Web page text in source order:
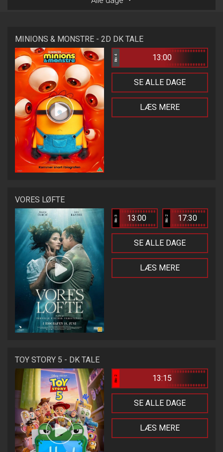
MINIONS & MONSTRE - 2D DK TALE
Bio 4 13:00
SE ALLE DAGE
LÆS MERE
VORES LØFTE
Bio 3 13:00 Bio 2 17:30
SE ALLE DAGE
LÆS MERE
TOY STORY 5 - DK TALE
Bio 2 13:15
SE ALLE DAGE
LÆS MERE